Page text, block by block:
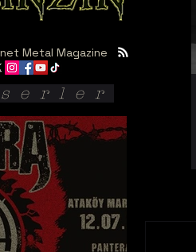
Metal Magazine